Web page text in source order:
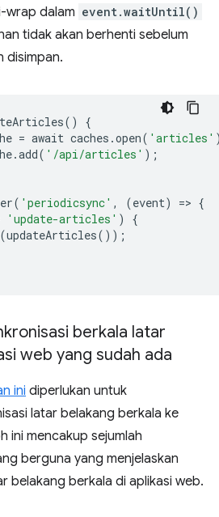
wrap dalam event.waitUntil()
tidak akan berhenti sebelum
disimpan.
()
{
= await caches .open( 'articles'
.add( '/api/articles' );
( 'periodicsync' , (event) => {
'update-articles' )
{
(updateArticles());
berkala latar
web yang sudah ada
ini diperlukan untuk
latar belakang berkala ke
ini mencakup sejumlah
berguna yang menjelaskan
belakang berkala di aplikasi web.